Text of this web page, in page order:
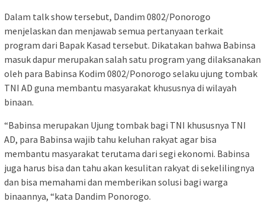
Dalam talk show tersebut, Dandim 0802/Ponorogo
menjelaskan dan menjawab semua pertanyaan terkait
program dari Bapak Kasad tersebut. Dikatakan bahwa Babinsa
masuk dapur merupakan salah satu program yang dilaksanakan
oleh para Babinsa Kodim 0802/Ponorogo selaku ujung tombak
TNI AD guna membantu masyarakat khususnya di wilayah
binaan.
“Babinsa merupakan Ujung tombak bagi TNI khususnya TNI
AD, para Babinsa wajib tahu keluhan rakyat agar bisa
membantu masyarakat terutama dari segi ekonomi. Babinsa
juga harus bisa dan tahu akan kesulitan rakyat di sekelilingnya
dan bisa memahami dan memberikan solusi bagi warga
binaannya, “kata Dandim Ponorogo.